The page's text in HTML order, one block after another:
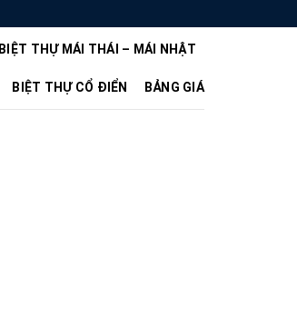
BIỆT THỰ MÁI THÁI – MÁI NHẬT
BIỆT THỰ CỔ ĐIỂN BẢNG GIÁ